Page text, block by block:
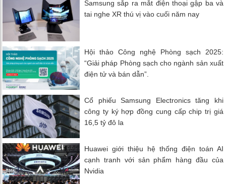
Samsung sắp ra mắt điện thoại gập ba và
tai nghe XR thú vị vào cuối năm nay
Hội thảo Công nghệ Phòng sạch 2025:
“Giải pháp Phòng sạch cho ngành sản xuất
điện tử và bán dẫn”.
Cổ phiếu Samsung Electronics tăng khi
công ty ký hợp đồng cung cấp chip trị giá
16,5 tỷ đô la
Huawei giới thiệu hệ thống điện toán AI
cạnh tranh với sản phẩm hàng đầu của
Nvidia